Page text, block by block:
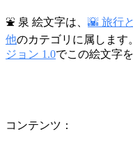
⛲ 泉 絵文字は、 🌇 旅行
他のカテゴリに属します
ジョン 1.0でこの絵文字
コンテンツ：